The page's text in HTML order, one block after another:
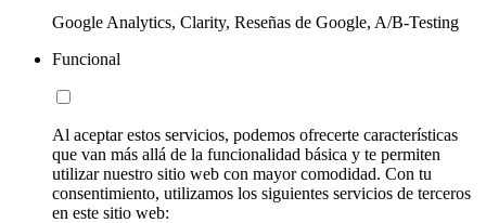
Google Analytics, Clarity, Reseñas de Google, A/B-Testing
Funcional
Al aceptar estos servicios, podemos ofrecerte características
que van más allá de la funcionalidad básica y te permiten
utilizar nuestro sitio web con mayor comodidad. Con tu
consentimiento, utilizamos los siguientes servicios de terceros
en este sitio web: